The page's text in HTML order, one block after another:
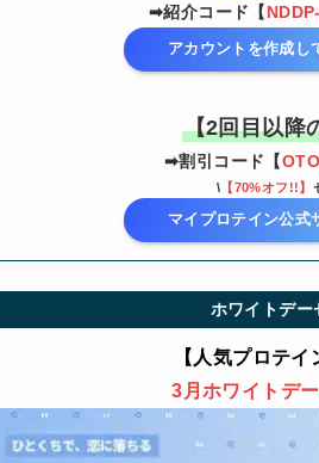
➡紹介コード【
アカウントを作成
【2回目以降
➡割引コード【
\ 【70%オフ!!】
マイプロテイン公式
ホワイトデー
【人気プロテイ
3月ホワイトデ